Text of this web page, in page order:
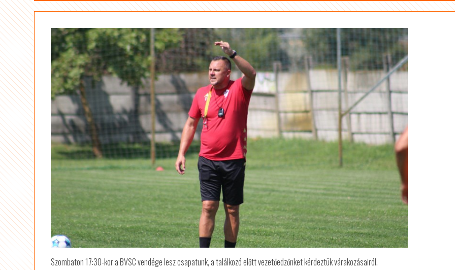
Szombaton 17:30-kor a BVSC vendége lesz csapatunk, a találkozó előtt vezetőedzőnket kérdeztük várakozásairól.